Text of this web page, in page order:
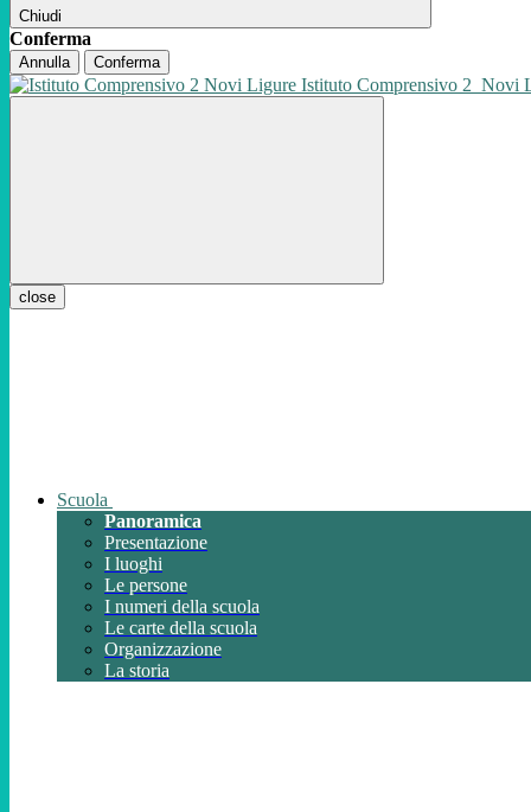
Chiudi
Conferma
Annulla Conferma
Istituto Comprensivo 2 Novi
close
Scuola
Panoramica
Presentazione
I luoghi
Le persone
I numeri della scuola
Le carte della scuola
Organizzazione
La storia